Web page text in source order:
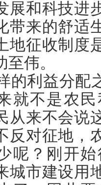
展和科技进
带来的舒适
地征收制度
伟。
的利益分配
就不是农
从来不会说
反对征地，
呢？刚开
城市建设用